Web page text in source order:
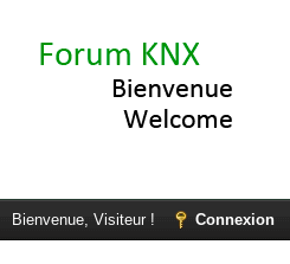
Bienvenue, Visiteur ! Connexion